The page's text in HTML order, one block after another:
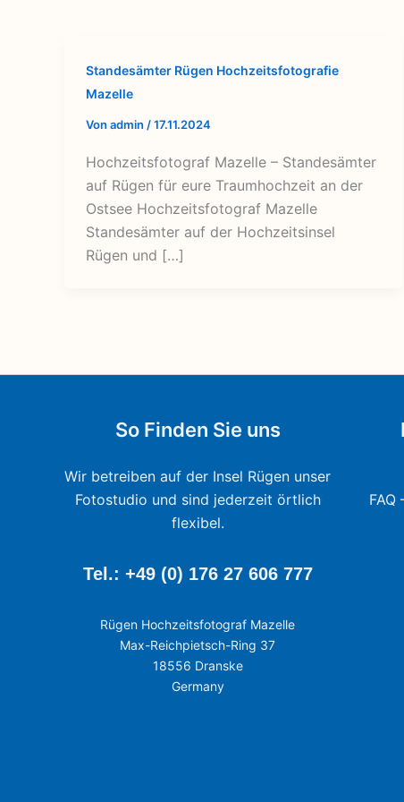
Standesämter Rügen Hochzeitsfotografie
Mazelle
Von admin /17.11.2024
Hochzeitsfotograf Mazelle – Standesämter
auf Rügen für eure Traumhochzeit an der
Ostsee Hochzeitsfotograf Mazelle
Standesämter auf der Hochzeitsinsel
Rügen und […]
So Finden Sie uns
Wir betreiben auf der Insel Rügen unser
Fotostudio und sind jederzeit örtlich
flexibel.
Tel.: +49 (0) 176 27 606 777
Rügen Hochzeitsfotograf Mazelle
Max-Reichpietsch-Ring 37
18556 Dranske
Germany
FAQ